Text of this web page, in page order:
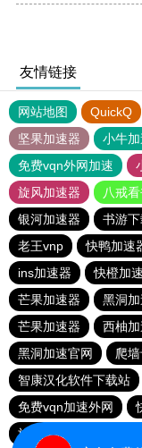
友情链接
网站地图 QuickQ
坚果加速器
小牛
免费vqn外网加速
旋风加速器
八戒
银河加速器
书游
老王vnp
快鸭加速
ins加速器
快橙加
芒果加速器
黑洞
芒果加速器
西柚
黑洞加速官网
爬
智康汉化软件下载站
免费vqn加速外网
旋风加速度器